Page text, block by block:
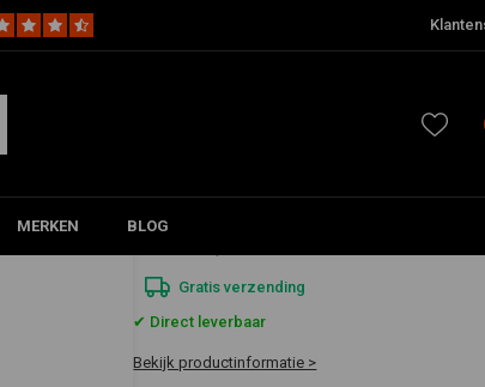
MERKEN BLOG
€173,80
Gratis verzending
✔ Direct leverbaar
Bekijk productinformatie >